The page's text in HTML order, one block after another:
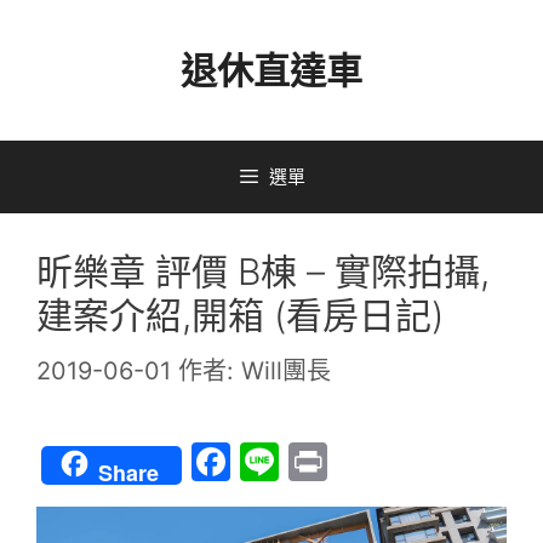
退休直達車
選單
昕樂章 評價 B棟 – 實際拍攝,
建案介紹,開箱 (看房日記)
2019-06-01 作者: Will團長
Share
F
a
Li
n in